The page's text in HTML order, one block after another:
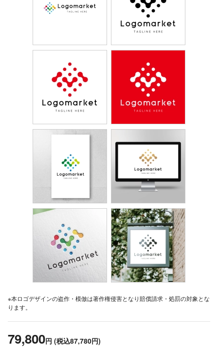
※本ロゴデザインの盗作・模倣は著作権侵害となり賠償請求・処罰の対象とな
ります。
79,800円 (税込87,780円)